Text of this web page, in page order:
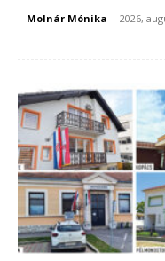
Molnár Mónika - 2026,